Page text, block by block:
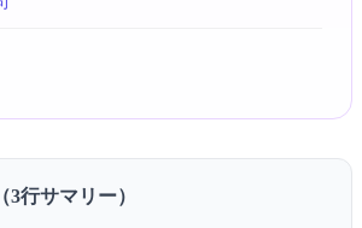
行サマリー）